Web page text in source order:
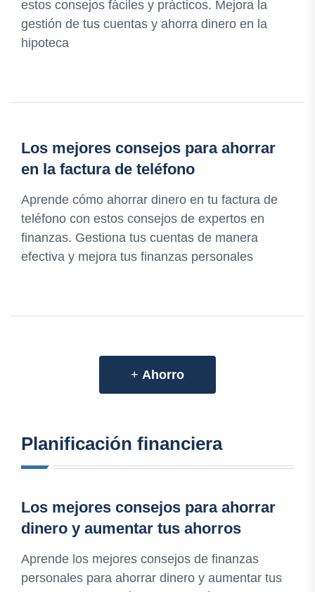
estos consejos fáciles y prácticos. Mejora la
gestión de tus cuentas y ahorra dinero en la
hipoteca
Los mejores consejos para ahorrar
en la factura de teléfono
Aprende cómo ahorrar dinero en tu factura de
teléfono con estos consejos de expertos en
finanzas. Gestiona tus cuentas de manera
efectiva y mejora tus finanzas personales
+ Ahorro
Planificación financiera
Los mejores consejos para ahorrar
dinero y aumentar tus ahorros
Aprende los mejores consejos de finanzas
personales para ahorrar dinero y aumentar tus